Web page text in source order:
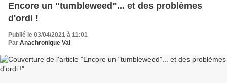
Encore un "tumbleweed"... et des problèmes
d'ordi !
Publié le 03/04/2021 à 11:01
Par Anachronique Val